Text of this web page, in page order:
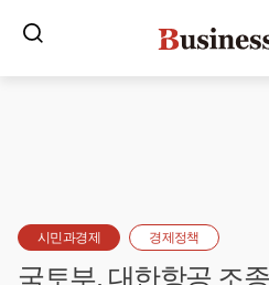
시민과경제 경제정책
국토부, 대한항공 조